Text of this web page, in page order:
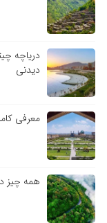
دریاچه
دیدنی
معرفی
همه چیز